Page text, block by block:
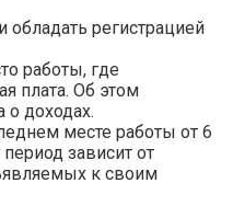
регистрацией
работы, где
плата. Об этом
о доходах.
месте работы от 6
зависит от
к своим